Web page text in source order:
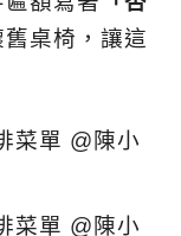
舊桌椅，讓這